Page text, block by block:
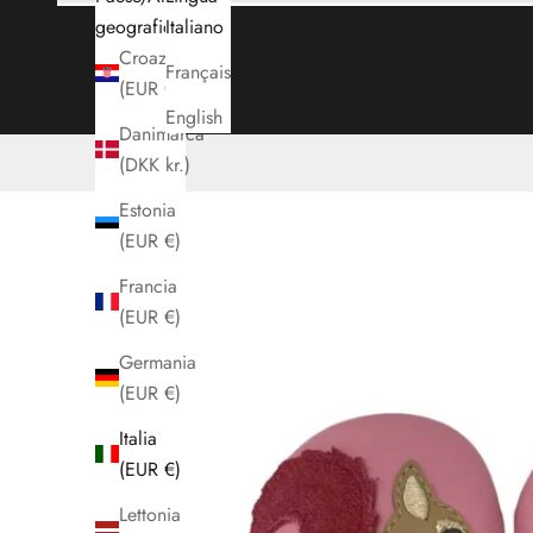
geografica
Croazia
(EUR €)
Danimarca
(DKK kr.)
Estonia
(EUR €)
Francia
(EUR €)
Germania
(EUR €)
Italia
(EUR €)
Lettonia
Italiano
Français
English